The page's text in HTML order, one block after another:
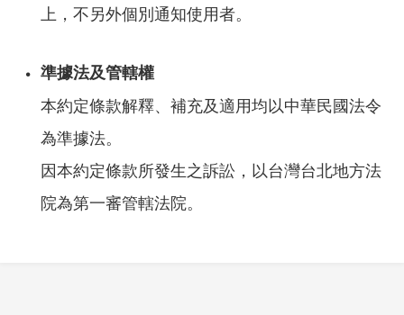
上，不另外個別通知使用者。
準據法及管轄權
本約定條款解釋、補充及適用均以中華民國法令
為準據法。
因本約定條款所發生之訴訟，以台灣台北地方法
院為第一審管轄法院。